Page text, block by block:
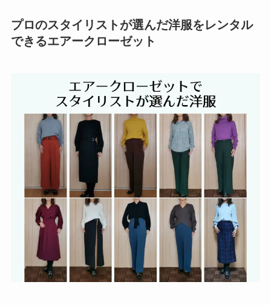
プロのスタイリストが選んだ洋服をレンタル
できるエアークローゼット